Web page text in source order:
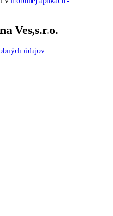
Ves,s.r.o.
údajov